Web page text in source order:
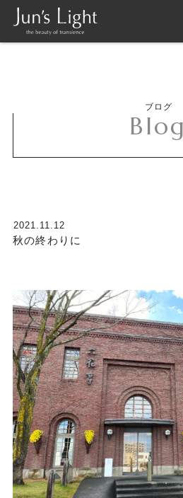
ブログ
Blog
2021.11.12
秋の終わりに